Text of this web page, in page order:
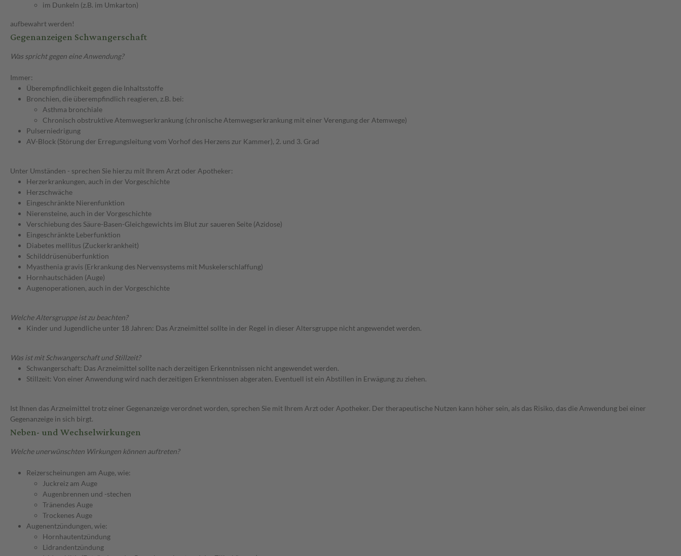
im Dunkeln (z.B. im Umkarton)
aufbewahrt werden!
Gegenanzeigen Schwangerschaft
Was spricht gegen eine Anwendung?
Immer:
Überempfindlichkeit gegen die Inhaltsstoffe
Bronchien, die überempfindlich reagieren, z.B. bei:
Asthma bronchiale
Chronisch obstruktive Atemwegserkrankung (chronische Atemwegserkrankung mit einer Verengung der Atemwege)
Pulserniedrigung
AV-Block (Störung der Erregungsleitung vom Vorhof des Herzens zur Kammer), 2. und 3. Grad
Unter Umständen - sprechen Sie hierzu mit Ihrem Arzt oder Apotheker:
Herzerkrankungen, auch in der Vorgeschichte
Herzschwäche
Eingeschränkte Nierenfunktion
Nierensteine, auch in der Vorgeschichte
Verschiebung des Säure-Basen-Gleichgewichts im Blut zur saueren Seite (Azidose)
Eingeschränkte Leberfunktion
Diabetes mellitus (Zuckerkrankheit)
Schilddrüsenüberfunktion
Myasthenia gravis (Erkrankung des Nervensystems mit Muskelerschlaffung)
Hornhautschäden (Auge)
Augenoperationen, auch in der Vorgeschichte
Welche Altersgruppe ist zu beachten?
Kinder und Jugendliche unter 18 Jahren: Das Arzneimittel sollte in der Regel in dieser Altersgruppe nicht angewendet werden.
Was ist mit Schwangerschaft und Stillzeit?
Schwangerschaft: Das Arzneimittel sollte nach derzeitigen Erkenntnissen nicht angewendet werden.
Stillzeit: Von einer Anwendung wird nach derzeitigen Erkenntnissen abgeraten. Eventuell ist ein Abstillen in Erwägung zu ziehen.
Ist Ihnen das Arzneimittel trotz einer Gegenanzeige verordnet worden, sprechen Sie mit Ihrem Arzt oder Apotheker. Der therapeutische Nutzen kann höher sein, als das Risiko, das die Anwendung bei einer
Gegenanzeige in sich birgt.
Neben- und Wechselwirkungen
Welche unerwünschten Wirkungen können auftreten?
Reizerscheinungen am Auge, wie:
Juckreiz am Auge
Augenbrennen und -stechen
Tränendes Auge
Trockenes Auge
Augenentzündungen, wie:
Hornhautentzündung
Lidrandentzündung